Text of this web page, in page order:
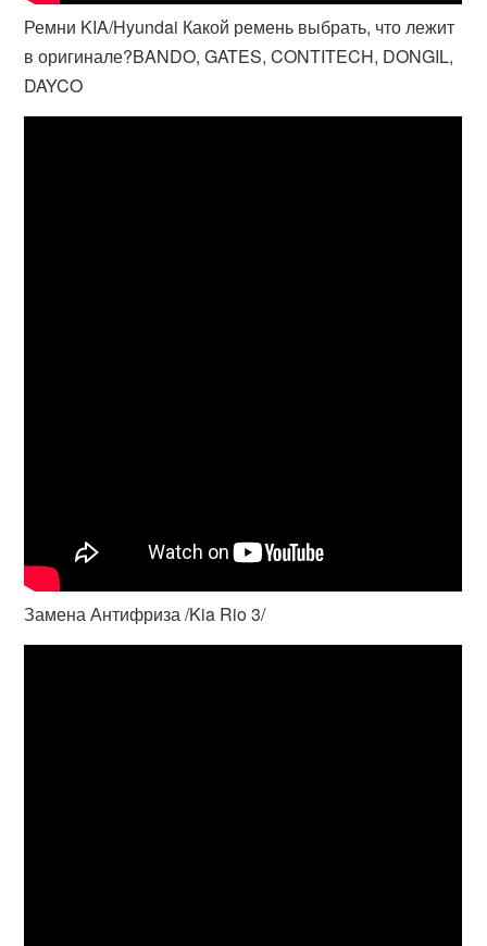
Ремни KIA/Hyundai Какой ремень выбрать, что лежит
в оригинале?BANDO, GATES, CONTITECH, DONGIL,
DAYCO
Замена Антифриза /Kia Rio 3/